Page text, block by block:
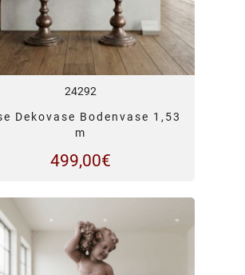
24292
Dekovase Bodenvase 1,53
m
499,00€